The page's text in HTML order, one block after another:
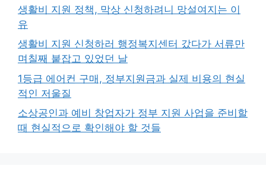
생활비 지원 정책, 막상 신청하려니 망설여지는 이
유
생활비 지원 신청하러 행정복지센터 갔다가 서류만
며칠째 붙잡고 있었던 날
1등급 에어컨 구매, 정부지원금과 실제 비용의 현실
적인 저울질
소상공인과 예비 창업자가 정부 지원 사업을 준비할
때 현실적으로 확인해야 할 것들